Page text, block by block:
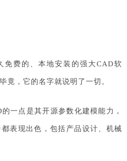
免费的、本地安装的强大CAD软
竟，它的名字就说明了一切。
一点是其开源参数化建模能力，
表现出色，包括产品设计、机械